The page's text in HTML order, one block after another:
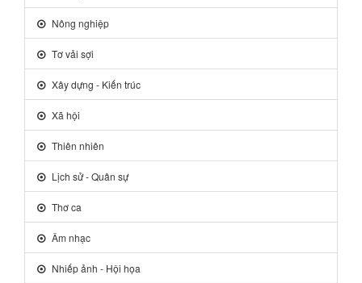
Nông nghiệp
Tơ vải sợi
Xây dựng - Kiến trúc
Xã hội
Thiên nhiên
Lịch sử - Quân sự
Thơ ca
Âm nhạc
Nhiếp ảnh - Hội họa